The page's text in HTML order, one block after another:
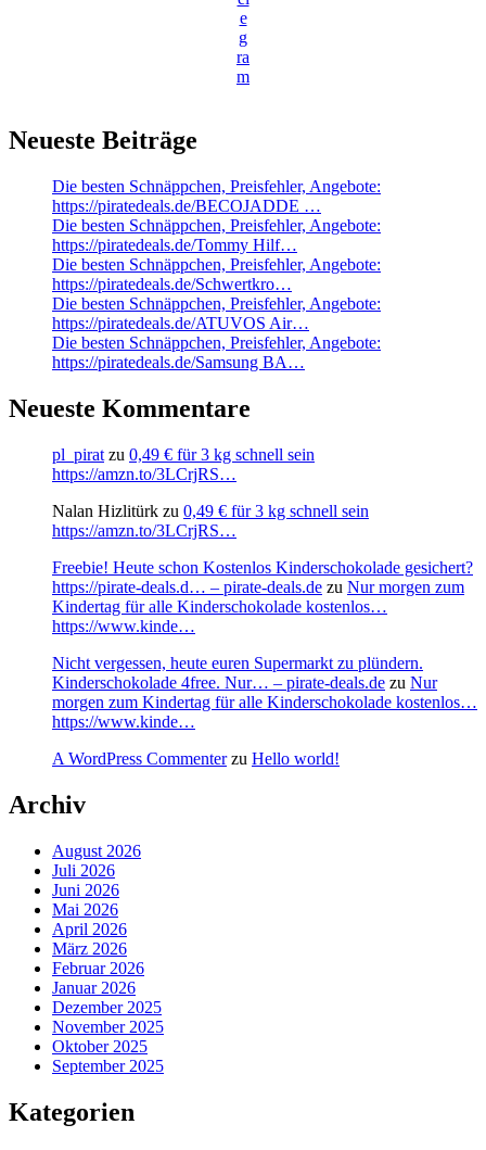
e
g
ra
m
Neueste Beiträge
Die besten Schnäppchen, Preisfehler, Angebote:
https://piratedeals.de/BECOJADDE …
Die besten Schnäppchen, Preisfehler, Angebote:
https://piratedeals.de/Tommy Hilf…
Die besten Schnäppchen, Preisfehler, Angebote:
https://piratedeals.de/Schwertkro…
Die besten Schnäppchen, Preisfehler, Angebote:
https://piratedeals.de/ATUVOS Air…
Die besten Schnäppchen, Preisfehler, Angebote:
https://piratedeals.de/Samsung BA…
Neueste Kommentare
pl_pirat zu 0,49 € für 3 kg schnell sein
https://amzn.to/3LCrjRS…
Nalan Hizlitürk zu 0,49 € für 3 kg schnell sein
https://amzn.to/3LCrjRS…
Freebie! Heute schon Kostenlos Kinderschokolade gesichert?
https://pirate-deals.d… – pirate-deals.de zu Nur morgen zum
Kindertag für alle Kinderschokolade kostenlos…
https://www.kinde…
Nicht vergessen, heute euren Supermarkt zu plündern.
Kinderschokolade 4free. Nur… – pirate-deals.de zu Nur
morgen zum Kindertag für alle Kinderschokolade kostenlos…
https://www.kinde…
A WordPress Commenterzu Hello world!
Archiv
August 2026
Juli 2026
Juni 2026
Mai 2026
April 2026
März 2026
Februar 2026
Januar 2026
Dezember 2025
November 2025
Oktober 2025
September 2025
Kategorien